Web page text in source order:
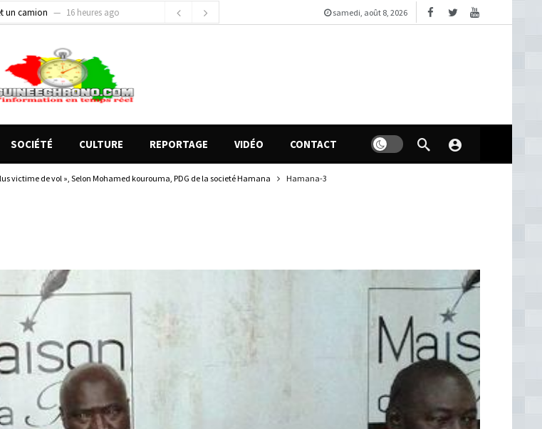
un camion
16 heures ago
saisis par les Services spéciaux
samedi, août 8, 2026
SOCIÉTÉ CULTURE REPORTAGE VIDÉO CONTACT
victime de vol », Selon Mohamed kourouma, PDG de la societé Hamana Hamana-3